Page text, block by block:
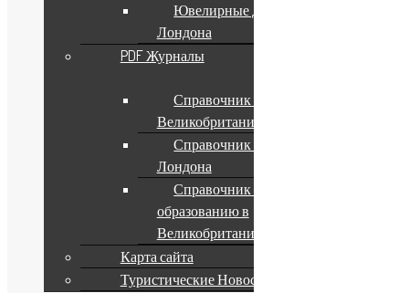
Ювелирные Дома
Лондона
PDF Журналы
Справочник по
Великобритании
Справочник Отели
Лондона
Справочник по
образованию в
Великобритании
Карта сайта
Туристические Новости